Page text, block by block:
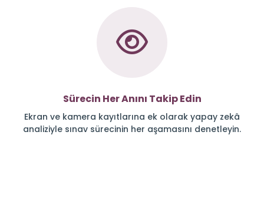
Sürecin Her Anını Takip Edin
Ekran ve kamera kayıtlarına ek olarak yapay zekâ
analiziyle sınav sürecinin her aşamasını denetleyin.